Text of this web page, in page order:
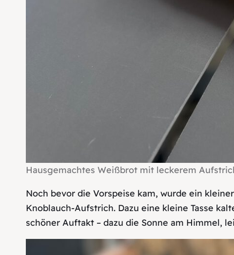
Hausgemachtes Weißbrot mit leckerem
Noch bevor die Vorspeise kam, wurde ein
Knoblauch-Aufstrich. Dazu eine kleine Tasse
schöner Auftakt – dazu die Sonne am Himmel,